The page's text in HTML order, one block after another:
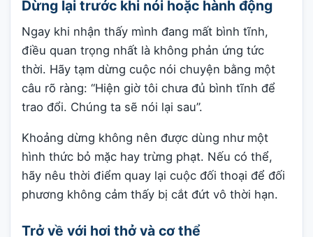
Dừng lại trước khi nói hoặc hành động
Ngay khi nhận thấy mình đang mất bình tĩnh,
điều quan trọng nhất là không phản ứng tức
thời. Hãy tạm dừng cuộc nói chuyện bằng một
câu rõ ràng: “Hiện giờ tôi chưa đủ bình tĩnh để
trao đổi. Chúng ta sẽ nói lại sau”.
Khoảng dừng không nên được dùng như một
hình thức bỏ mặc hay trừng phạt. Nếu có thể,
hãy nêu thời điểm quay lại cuộc đối thoại để đối
phương không cảm thấy bị cắt đứt vô thời hạn.
Trở về với hơi thở và cơ thể